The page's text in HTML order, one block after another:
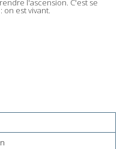
l'ascension. C'est se
on est vivant.